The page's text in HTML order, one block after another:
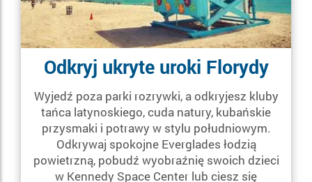
Odkryj ukryte uroki Florydy
Wyjedź poza parki rozrywki, a odkryjesz kluby
tańca latynoskiego, cuda natury, kubańskie
przysmaki i potrawy w stylu południowym.
Odkrywaj spokojne Everglades łodzią
powietrzną, pobudź wyobraźnię swoich dzieci
w Kennedy Space Center lub ciesz się